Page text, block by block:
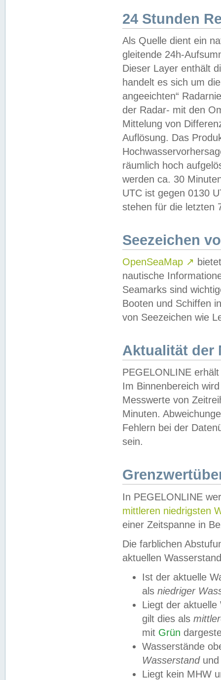
24 Stunden
Als Quelle dient ein
gleitende 24h-
Dieser Layer enthält
handelt es sich um
angeeichten“
der Radar- mit den
Mittelung von
Auflösung. Das
räumlich hoch
werden ca. 30
UTC ist gegen 0130
stehen für die letzten
Seezeichen
OpenSeaMap ↗
nautische
Seamarks sind
Booten und Schiffen
von Seezeichen wie
Aktualität der
PEGELONLINE
Im Binnenbereich
Messwerte von
Minuten.
Fehlern bei der
sein.
In PEGELONLINE
mittleren niedrigsten
einer Zeitspanne in
Die farblichen
aktuellen
Ist der aktuelle
als niedriger
Liegt der
gilt dies als
mit Grün
Wasserstände
Wasserstandund
Liegt kein MHW